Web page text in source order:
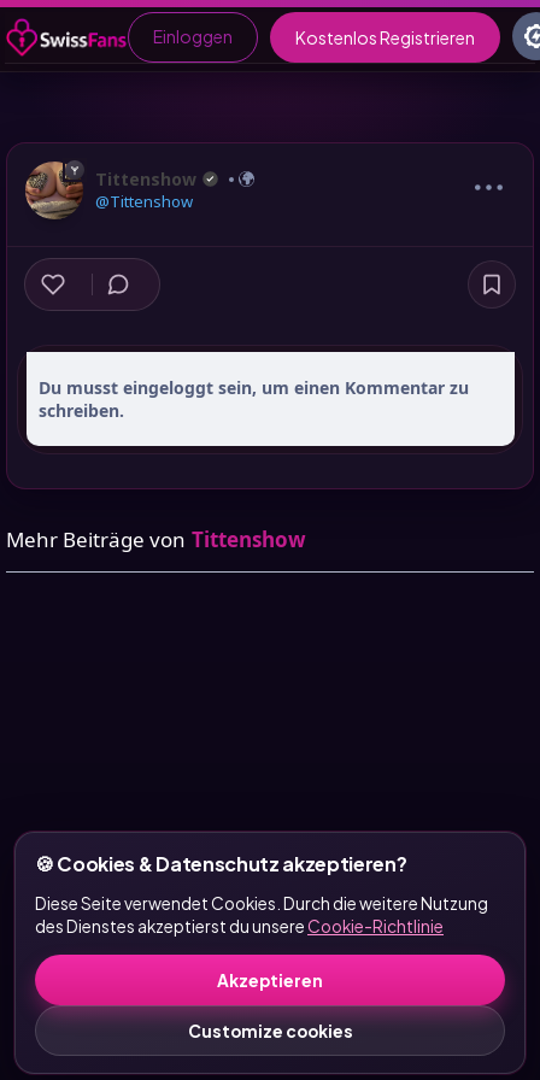
Einloggen Kostenlos Registrieren
Tittenshow
@Tittenshow
Du musst eingeloggt sein, um einen Kommentar zu
schreiben.
Mehr Beiträge von Tittenshow
🍪 Cookies & Datenschutz akzeptieren?
Diese Seite verwendet Cookies. Durch die weitere Nutzung
des Dienstes akzeptierst du unsereCookie-Richtlinie
Akzeptieren
Customize cookies